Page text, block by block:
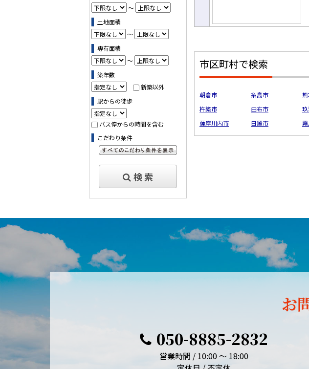
～
土地面積
～
専有面積
～
築年数
新築以外
駅からの徒歩
バス停からの時間を含む
こだわり条件
検 索
市区町村で検索
朝倉市 糸島市
杵築市
由布市
薩摩川内市
日置市
お
050-8885-2832
営業時間 / 10:00 ～ 18:00